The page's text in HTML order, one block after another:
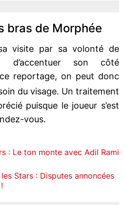
bras de Morphée
visite par sa volonté de
d’accentuer son côté
reportage, on peut donc
du visage. Un traitement
puisque le joueur s’est
vous.
: Le ton monte avec Adil Rami
Stars : Disputes annoncées